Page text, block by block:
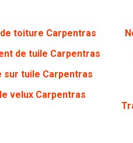
toiture Carpentras
de tuile Carpentras
sur tuile Carpentras
velux Carpentras